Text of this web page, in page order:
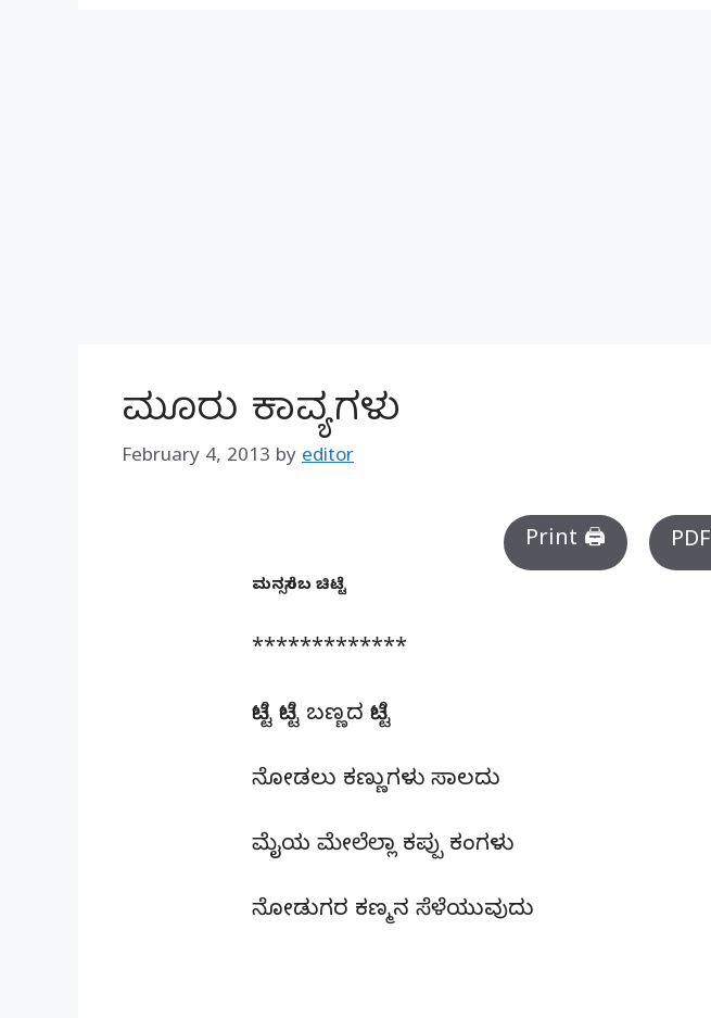
ಮೂರು ಕಾವ್ಯಗಳು
February 4, 2013 by editor
Print 🖨 PDF
ಮನಸ್ಸೆಂಬ ಚಿಟ್ಟೆ
*************
ಚಿಟ್ಟೆ ಚಿಟ್ಟೆ ಬಣ್ಣದ ಚಿಟ್ಟೆ
ನೋಡಲು ಕಣ್ಣುಗಳು ಸಾಲದು
ಮೈಯ ಮೇಲೆಲ್ಲಾ ಕಪ್ಪು ಕಂಗಳು
ನೋಡುಗರ ಕಣ್ಮನ ಸೆಳೆಯುವುದು